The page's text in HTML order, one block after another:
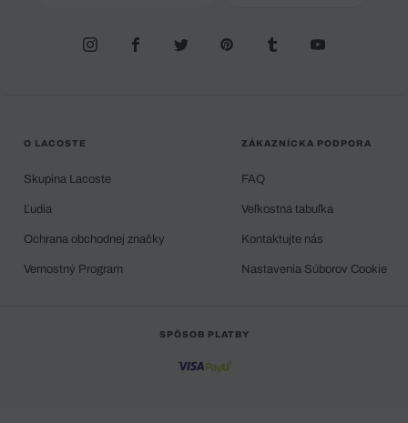
O LACOSTE
Skupina Lacoste
Ľudia
Ochrana obchodnej značky
Vernostný Program
ZÁKAZNÍCKA PODPORA
FAQ
Veľkostná tabuľka
Kontaktujte nás
Nastavenia Súborov Cookie
SPÔSOB PLATBY